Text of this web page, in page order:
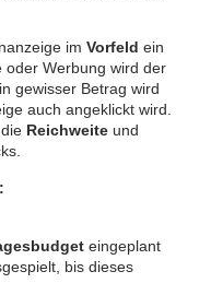
im Vorfeld ein
oder Werbung wird der
gewisser Betrag wird
auch angeklickt wird.
Reichweite und
eingeplant
bis dieses